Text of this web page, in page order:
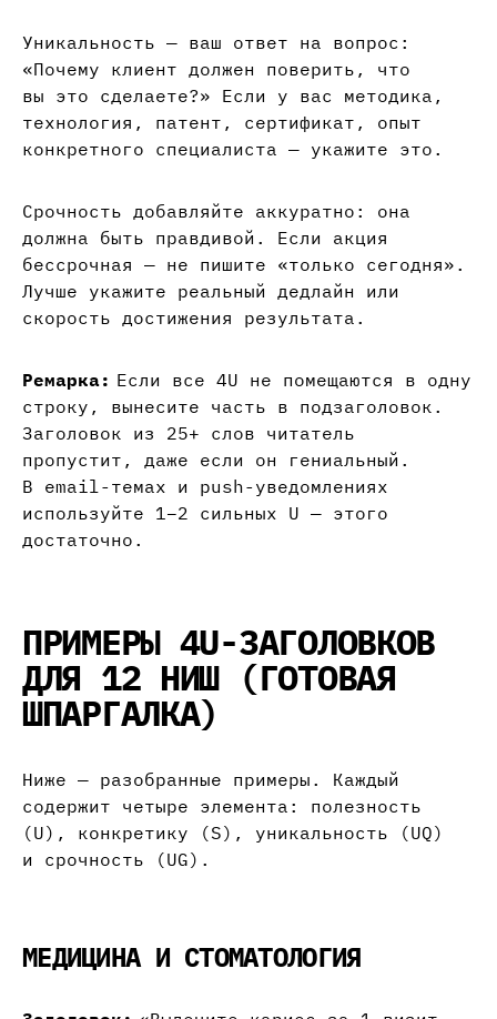
Уникальность — ваш ответ на вопрос:
«Почему клиент должен поверить, что
вы это сделаете?» Если у вас методика,
технология, патент, сертификат, опыт
конкретного специалиста — укажите это.
Срочность добавляйте аккуратно: она
должна быть правдивой. Если акция
бессрочная — не пишите «только сегодня».
Лучше укажите реальный дедлайн или
скорость достижения результата.
Ремарка: Если все 4U не помещаются в одну
строку, вынесите часть в подзаголовок.
Заголовок из 25+ слов читатель
пропустит, даже если он гениальный.
В email-темах и push-уведомлениях
используйте 1–2 сильных U — этого
достаточно.
ПРИМЕРЫ 4U-ЗАГОЛОВКОВ
ДЛЯ 12 НИШ (ГОТОВАЯ
ШПАРГАЛКА)
Ниже — разобранные примеры. Каждый
содержит четыре элемента: полезность
(U), конкретику (S), уникальность (UQ)
и срочность (UG).
МЕДИЦИНА И СТОМАТОЛОГИЯ